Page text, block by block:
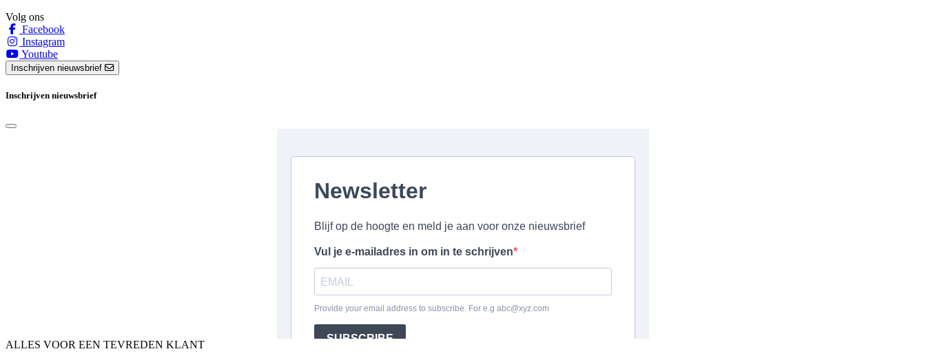
Volg ons
Facebook
Instagram
Youtube
Inschrijven nieuwsbrief
Inschrijven nieuwsbrief
ALLES VOOR EEN TEVREDEN KLANT